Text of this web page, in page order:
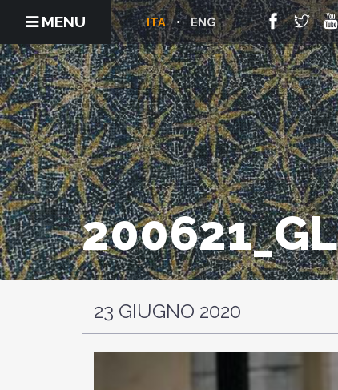
MENU ENG
ITA
23 GIUGNO 2020